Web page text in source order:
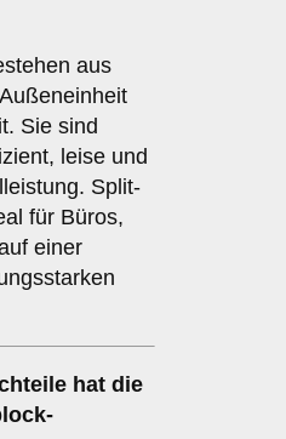
aus
Sie sind
leise und
Split-
für Büros,
einer
hat die